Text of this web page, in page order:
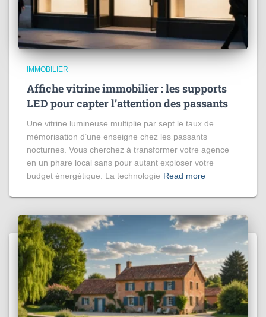
IMMOBILIER
Affiche vitrine immobilier : les supports
LED pour capter l’attention des passants
Une vitrine lumineuse multiplie par sept le taux de
mémorisation d’une enseigne chez les passants
nocturnes. Vous cherchez à transformer votre agence
en un phare local sans pour autant exploser votre
budget énergétique. La technologie Read more